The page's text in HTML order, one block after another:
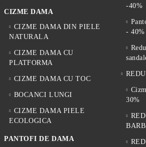
CIZME DAMA
CIZME DAMA DIN PIELE
NATURALA
CIZME DAMA CU
PLATFORMA
CIZME DAMA CU TOC
BOCANCI LUNGI
CIZME DAMA PIELE
ECOLOGICA
PANTOFI DE DAMA
-40%
- 40%
30%